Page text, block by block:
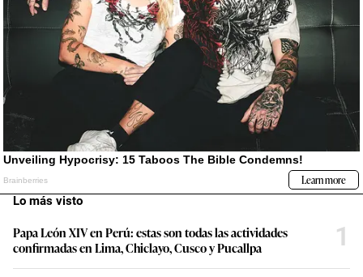
Lo más visto
Papa León XIV en Perú: estas son todas las actividades
confirmadas en Lima, Chiclayo, Cusco y Pucallpa
1